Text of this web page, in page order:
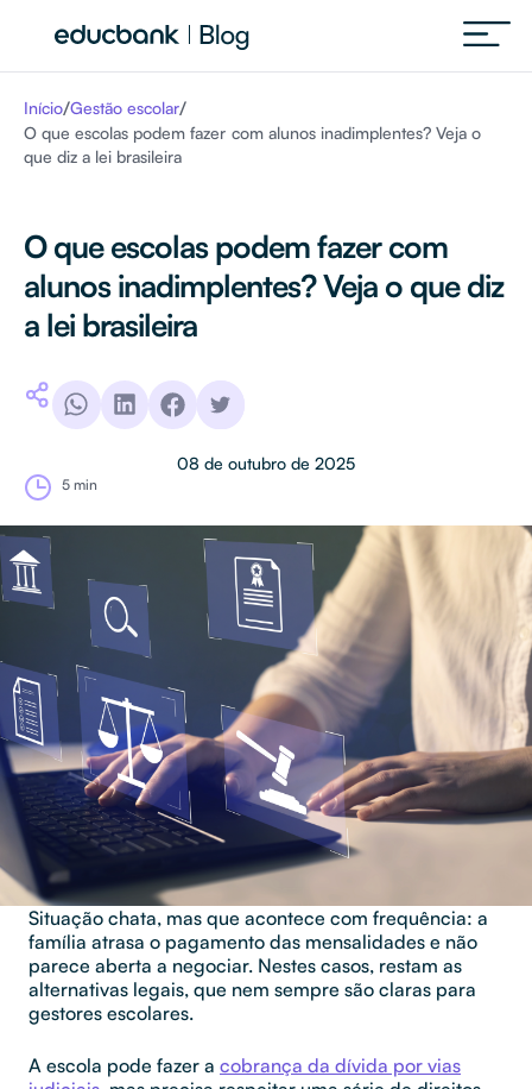
Início/Gestão escolar/
O que escolas podem fazer com alunos inadimplentes? Veja o
que diz a lei brasileira
O que escolas podem fazer com
alunos inadimplentes? Veja o que diz
a lei brasileira
08 de outubro de 2025
5 min
Situação chata, mas que acontece com frequência: a
família atrasa o pagamento das mensalidades e não
parece aberta a negociar. Nestes casos, restam as
alternativas legais, que nem sempre são claras para
gestores escolares.
A escola pode fazer a cobrança da dívida por vias